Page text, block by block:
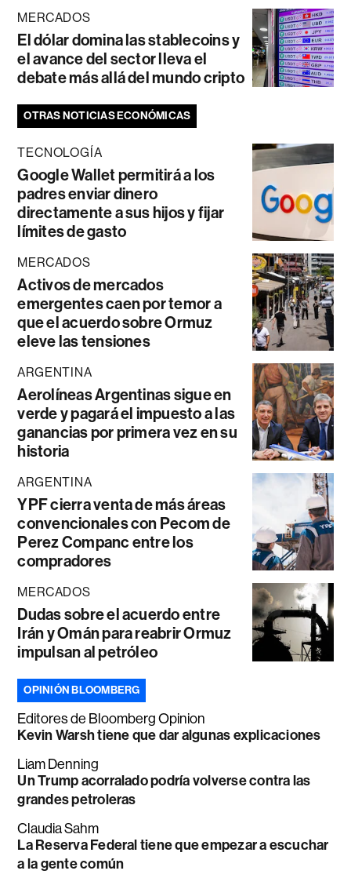
MERCADOS
El dólar domina las stablecoins y
el avance del sector lleva el
debate más allá del mundo cripto
OTRAS NOTICIAS ECONÓMICAS
TECNOLOGÍA
Google Wallet permitirá a los
padres enviar dinero
directamente a sus hijos y fijar
límites de gasto
MERCADOS
Activos de mercados
emergentes caen por temor a
que el acuerdo sobre Ormuz
eleve las tensiones
ARGENTINA
Aerolíneas Argentinas sigue en
verde y pagará el impuesto a las
ganancias por primera vez en su
historia
ARGENTINA
YPF cierra venta de más áreas
convencionales con Pecom de
Perez Companc entre los
compradores
MERCADOS
Dudas sobre el acuerdo entre
Irán y Omán para reabrir Ormuz
impulsan al petróleo
OPINIÓN BLOOMBERG
Editores de Bloomberg Opinion
Kevin Warsh tiene que dar algunas explicaciones
Liam Denning
Un Trump acorralado podría volverse contra las
grandes petroleras
Claudia Sahm
La Reserva Federal tiene que empezar a escuchar
a la gente común